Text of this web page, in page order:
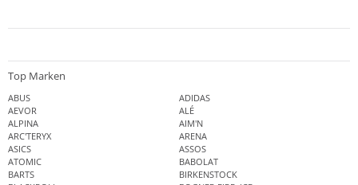
Top Marken
ABUS
ADIDAS
AEVOR
ALÉ
ALPINA
AIM'N
ARC'TERYX
ARENA
ASICS
ASSOS
ATOMIC
BABOLAT
BARTS
BIRKENSTOCK